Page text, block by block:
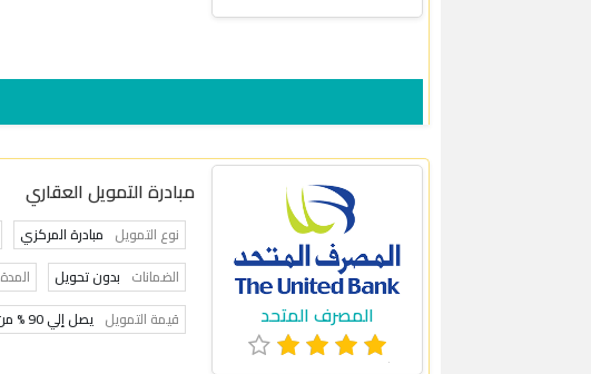
المصرف المتحد
مبادرة التمويل العقاري
نوع التمويل مبادرة المركزي
الضمانات بدون تحويل المدة
قيمة التمويل يصل إلي 90 % من قيمة الوحدة